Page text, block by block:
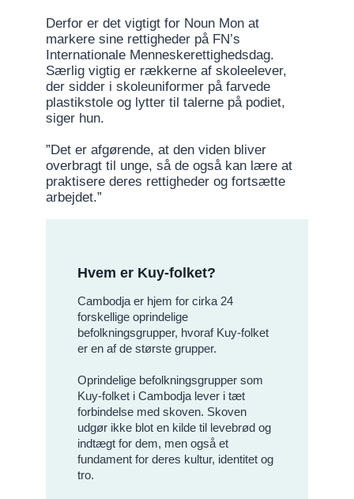
Derfor er det vigtigt for Noun Mon at
markere sine rettigheder på FN’s
Internationale Menneskerettighedsdag.
Særlig vigtig er rækkerne af skoleelever,
der sidder i skoleuniformer på farvede
plastikstole og lytter til talerne på podiet,
siger hun.
”Det er afgørende, at den viden bliver
overbragt til unge, så de også kan lære at
praktisere deres rettigheder og fortsætte
arbejdet.”
Hvem er Kuy-folket?
Cambodja er hjem for cirka 24
forskellige oprindelige
befolkningsgrupper, hvoraf Kuy-folket
er en af de største grupper.
Oprindelige befolkningsgrupper som
Kuy-folket i Cambodja lever i tæt
forbindelse med skoven. Skoven
udgør ikke blot en kilde til levebrød og
indtægt for dem, men også et
fundament for deres kultur, identitet og
tro.